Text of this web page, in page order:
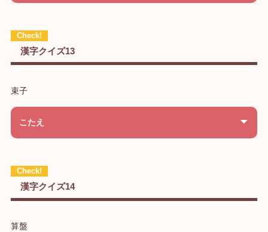
漢字クイズ13
束子
こたえ
漢字クイズ14
算盤